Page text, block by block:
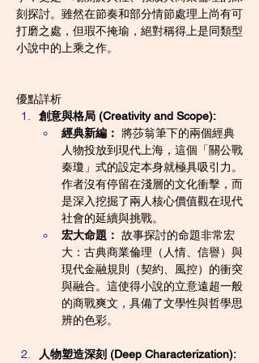
刻探討。雖然在節奏和部分情節處理上尚有可
打磨之處，但瑕不掩瑜，絕對稱得上是同類型
小說中的上乘之作。
優點詳析
創意與格局 (Creativity and Scope):
經典新編： 將莎翁筆下的兩個經典
人物投放到現代上海，這個「關公戰
秦瓊」式的設定本身就極具吸引力。
作者沒有停留在淺層的文化衝擊，而
是深入挖掘了兩人核心價值觀在現代
社會的延續與挑戰。
宏大命題： 故事探討的命題非常宏
大：古典商業倫理（人情、信譽）與
現代金融規則（契約、風控）的衝突
與融合。這使得小說的立意遠超一般
的商戰爽文，具備了文學性與哲學思
辨的色彩。
人物塑造深刻 (Deep Characterization):